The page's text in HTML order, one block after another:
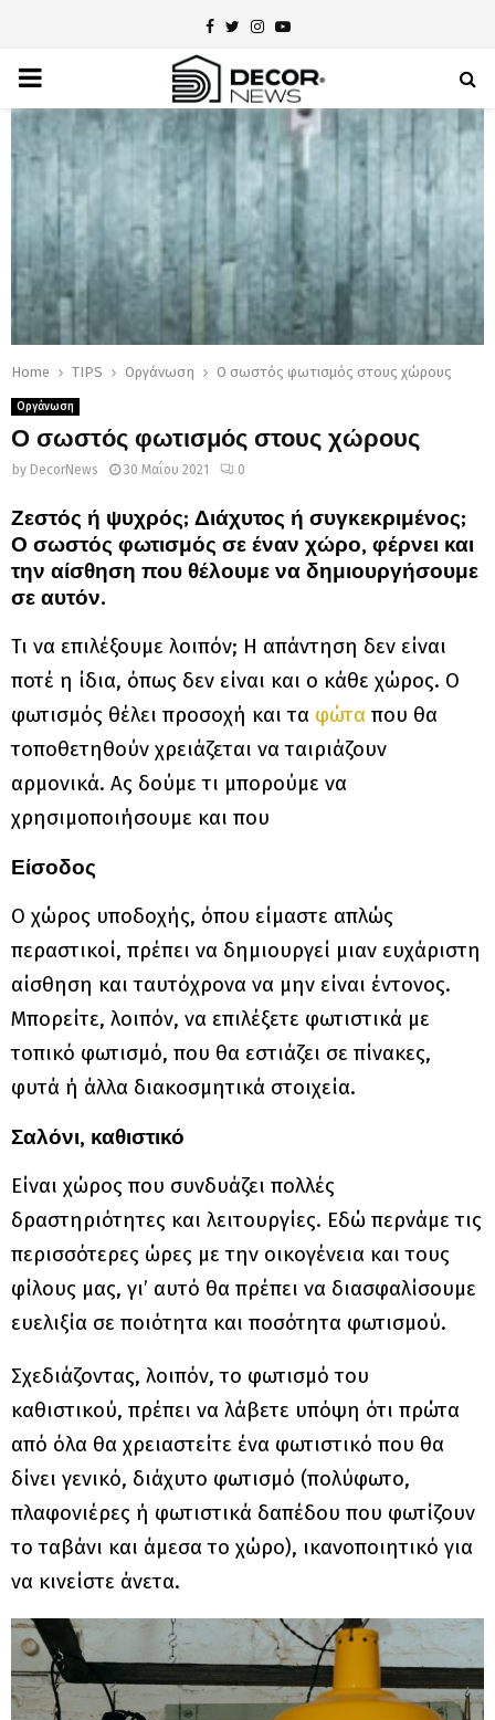
Facebook
TwitterInstagram
Youtube
PRIMARY
MENU
Home TIPS Οργάνωση Ο σωστός φωτισμός στους χώρους
Οργάνωση
Ο σωστός φωτισμός στους χώρους
by DecorNews 30 Μαΐου 2021 0
Ζεστός ή ψυχρός; Διάχυτος ή συγκεκριμένος;
Ο σωστός φωτισμός σε έναν χώρο, φέρνει και
την αίσθηση που θέλουμε να δημιουργήσουμε
σε αυτόν.
Τι να επιλέξουμε λοιπόν; Η απάντηση δεν είναι
ποτέ η ίδια, όπως δεν είναι και ο κάθε χώρος. Ο
φωτισμός θέλει προσοχή και τα φώτα που θα
τοποθετηθούν χρειάζεται να ταιριάζουν
αρμονικά. Ας δούμε τι μπορούμε να
χρησιμοποιήσουμε και που
Είσοδος
Ο χώρος υποδοχής, όπου είμαστε απλώς
περαστικοί, πρέπει να δημιουργεί μιαν ευχάριστη
αίσθηση και ταυτόχρονα να μην είναι έντονος.
Μπορείτε, λοιπόν, να επιλέξετε φωτιστικά με
τοπικό φωτισμό, που θα εστιάζει σε πίνακες,
φυτά ή άλλα διακοσμητικά στοιχεία.
Σαλόνι, καθιστικό
Είναι χώρος που συνδυάζει πολλές
δραστηριότητες και λειτουργίες. Εδώ περνάμε τις
περισσότερες ώρες με την οικογένεια και τους
φίλους μας, γι’ αυτό θα πρέπει να διασφαλίσουμε
ευελιξία σε ποιότητα και ποσότητα φωτισμού.
Σχεδιάζοντας, λοιπόν, το φωτισμό του
καθιστικού, πρέπει να λάβετε υπόψη ότι πρώτα
από όλα θα χρειαστείτε ένα φωτιστικό που θα
δίνει γενικό, διάχυτο φωτισμό (πολύφωτο,
πλαφονιέρες ή φωτιστικά δαπέδου που φωτίζουν
το ταβάνι και άμεσα το χώρο), ικανοποιητικό για
να κινείστε άνετα.